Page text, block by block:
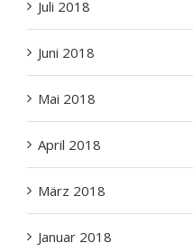
Juni 2018
Mai 2018
April 2018
März 2018
Januar 2018